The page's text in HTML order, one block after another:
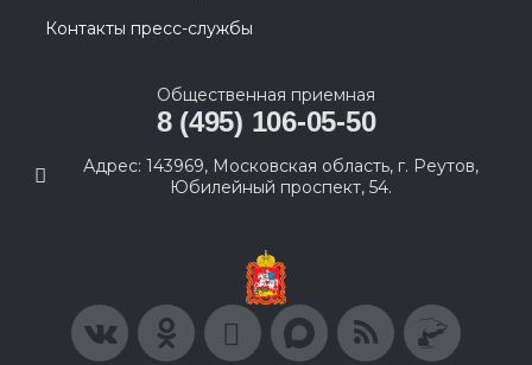
Контакты пресс-службы
Общественная приемная
8 (495) 106-05-50
Адрес: 143969, Московская область, г. Реутов,
Юбилейный проспект, 54.